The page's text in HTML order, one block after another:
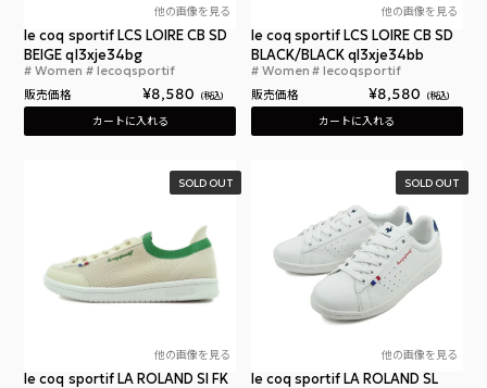
他の画像を見る
ルコックスポルティフ ロワール サンダル ベージ
le coq sportif LCS LOIRE CB SD
BEIGE ql3xje34bg
Women lecoqsportif
販売価格 ¥8,580 税込
カートに入れる
他の画像を見る
le coq sportif LCS LOIRE CB SD
BLACK/BLACK ql3xje34bb
Women lecoqsportif
販売価格 ¥8,580 税込
カートに入れる
他の画像を見る
le coq sportif LA ROLAND SI FK
SOLD OUT
他の画像を見る
le coq sportif LA ROLAND SL
SOLD OUT